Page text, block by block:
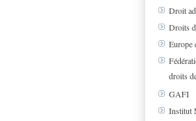
Droit
Droits
Europe
droits
GAFI
Institut